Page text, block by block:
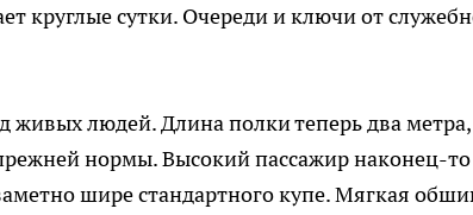
круглые сутки. Очереди и ключи от
живых людей. Длина полки теперь два
нормы. Высокий пассажир наконец-
шире стандартного купе. Мягкая